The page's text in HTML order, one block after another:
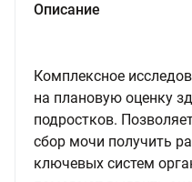
Описание
Комплексное
на плановую оценку
подростков.
сбор мочи получить
ключевых систем